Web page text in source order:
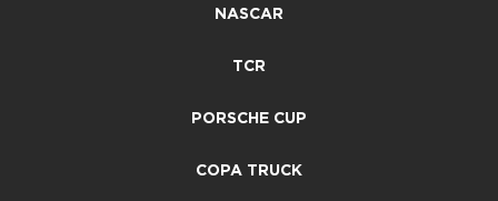
NASCAR
TCR
PORSCHE CUP
COPA TRUCK